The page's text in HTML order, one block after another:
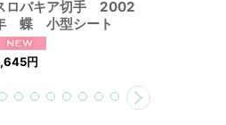
ロバキア切手 2002
蝶 小型シート
円